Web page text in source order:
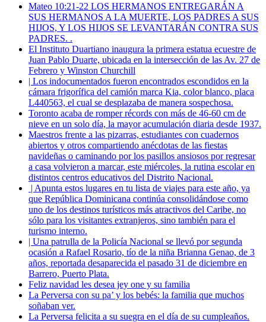
Mateo 10:21-22 LOS HERMANOS ENTREGARÁN A
SUS HERMANOS A LA MUERTE, LOS PADRES A SUS
HIJOS, Y LOS HIJOS SE LEVANTARÁN CONTRA SUS
PADRES. .
El Instituto Duartiano inaugura la primera estatua ecuestre de
Juan Pablo Duarte, ubicada en la intersección de las Av. 27 de
Febrero y Winston Churchill
| Los indocumentados fueron encontrados escondidos en la
cámara frigorífica del camión marca Kia, color blanco, placa
L440563, el cual se desplazaba de manera sospechosa.
Toronto acaba de romper récords con más de 46-60 cm de
nieve en un solo día, la mayor acumulación diaria desde 1937.
Maestros frente a las pizarras, estudiantes con cuadernos
abiertos y otros compartiendo anécdotas de las fiestas
navideñas o caminando por los pasillos ansiosos por regresar
a casa volvieron a marcar, este miércoles, la rutina escolar en
distintos centros educativos del Distrito Nacional.
| Apunta estos lugares en tu lista de viajes para este año, ya
que República Dominicana continúa consolidándose como
uno de los destinos turísticos más atractivos del Caribe, no
sólo para los visitantes extranjeros, sino también para el
turismo interno.
| Una patrulla de la Policía Nacional se llevó por segunda
ocasión a Rafael Rosario, tío de la niña Brianna Genao, de 3
años, reportada desaparecida el pasado 31 de diciembre en
Barrero, Puerto Plata.
Feliz navidad les desea jey one y su familia
La Perversa con su pa’ y los bebés: la familia que muchos
soñaban ver.
La Perversa felicita a su suegra en el día de su cumpleaños.